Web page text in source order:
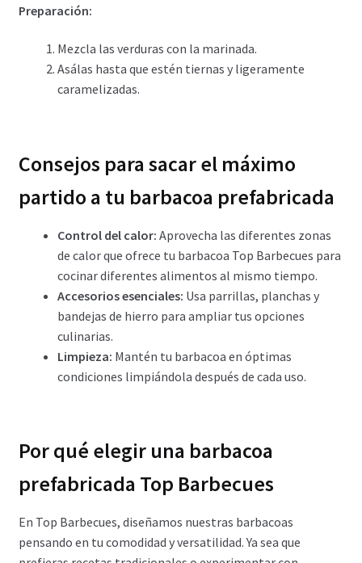
Preparación:
Mezcla las verduras con la marinada.
Asálas hasta que estén tiernas y ligeramente
caramelizadas.
Consejos para sacar el máximo
partido a tu barbacoa prefabricada
Control del calor: Aprovecha las diferentes zonas
de calor que ofrece tu barbacoa Top Barbecues para
cocinar diferentes alimentos al mismo tiempo.
Accesorios esenciales: Usa parrillas, planchas y
bandejas de hierro para ampliar tus opciones
culinarias.
Limpieza: Mantén tu barbacoa en óptimas
condiciones limpiándola después de cada uso.
Por qué elegir una barbacoa
prefabricada Top Barbecues
En Top Barbecues, diseñamos nuestras barbacoas
pensando en tu comodidad y versatilidad. Ya sea que